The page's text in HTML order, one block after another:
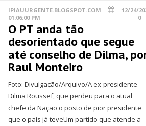
IPIAUURGENTE.BLOGSPOT.COM
12/24/
01:06:00 PM
0
O PT anda tão
desorientado que segue
até conselho de Dilma,
Raul Monteiro
Foto: Divulgação/Arquivo/A ex-presidente
Dilma Roussef, que perdeu para o atual
chefe da Nação o posto de pior presidente
que o país já teveUm partido que atende a